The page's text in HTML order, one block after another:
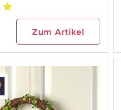
Zum Artikel